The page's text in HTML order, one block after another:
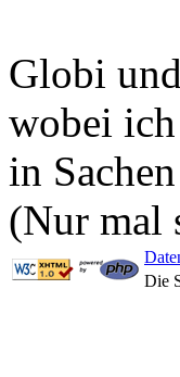
Globi
wobei
in
(Nur mal
Die